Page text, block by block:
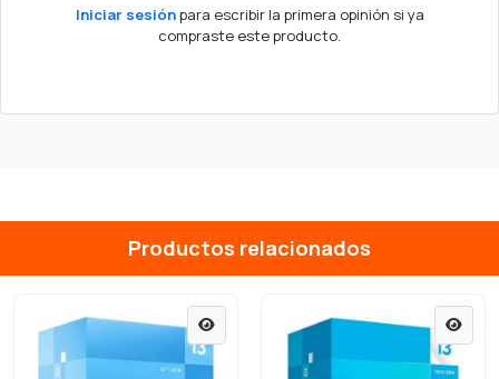
Iniciar sesiónpara escribir la primera opinión si ya
compraste este producto.
Productos relacionados